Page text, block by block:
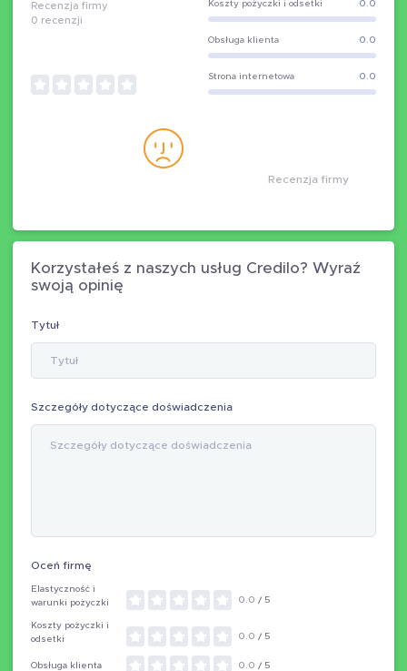
Recenzja firmy
0 recenzji
Koszty pożyczki i odsetki 0.0
Obsługa klienta 0.0
Strona internetowa 0.0
Recenzja firmy
Korzystałeś z naszych usług Credilo? Wyraź
swoją opinię
Tytuł
Szczegóły dotyczące doświadczenia
Oceń firmę
Elastyczność i
warunki pożyczki
0.0 / 5
Koszty pożyczki i
odsetki
0.0 / 5
Obsługa klienta 0.0 / 5